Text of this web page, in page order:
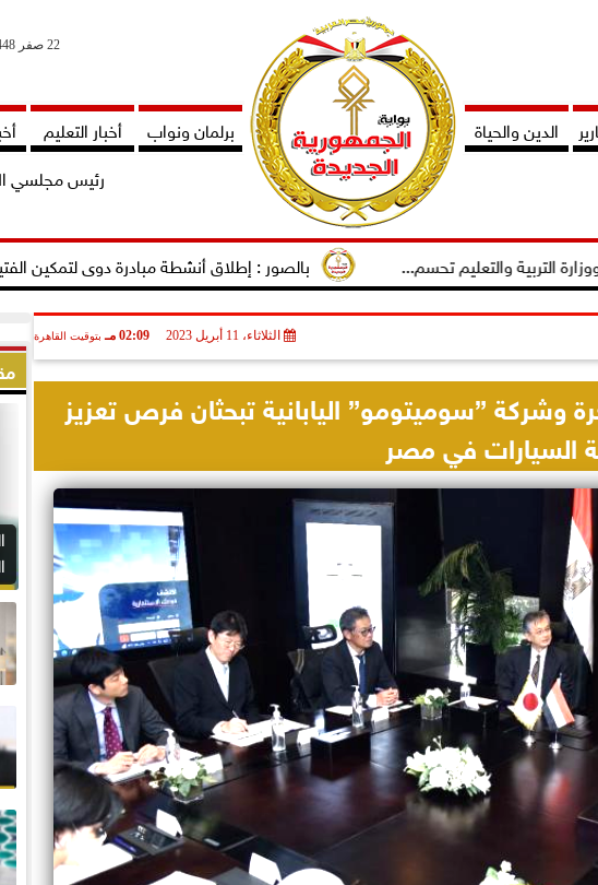
22 صفر 1448
الدين والحياة برلمان ونواب أخبار التعليم
رئيس مجلسي
بالصور : إطلاق أنشطة مبادرة دوى لتمكين الفتيات بفرع والتعليم تحسم...
الثلاثاء، 11 أبريل 2023 02:09 مـ بتوقيت القاهرة
وشركة ”سوميتومو” اليابانية تبحثان فرص تعزيز
السيارات في مصر